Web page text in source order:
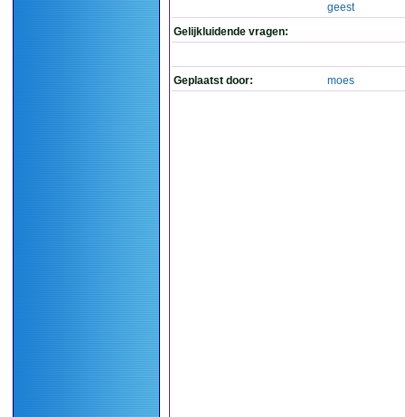
geest
Gelijkluidende vragen:
Geplaatst door: moes